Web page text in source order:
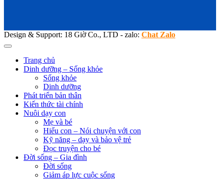
Design & Support: 18 Giờ Co., LTD - zalo: Chat Zalo
Trang chủ
Dinh dưỡng – Sống khỏe
Sống khỏe
Dinh dưỡng
Phát triển bản thân
Kiến thức tài chính
Nuôi dạy con
Mẹ và bé
Hiểu con – Nói chuyện với con
Kỹ năng – dạy và bảo vệ trẻ
Đọc truyện cho bé
Đời sống – Gia đình
Đời sống
Giảm áp lực cuộc sống